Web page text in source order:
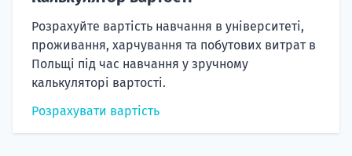
Розрахуйте вартість навчання в університеті,
проживання, харчування та побутових витрат в
Польщі під час навчання у зручному
калькуляторі вартості.
Розрахувати вартість